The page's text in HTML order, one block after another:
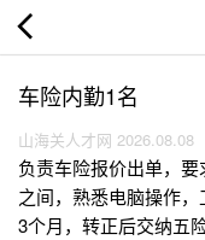
车险内勤1名
山海关人才网 2026.08.08
负责车险报价出单，
之间，熟悉电脑操作
3个月，转正后交纳五险